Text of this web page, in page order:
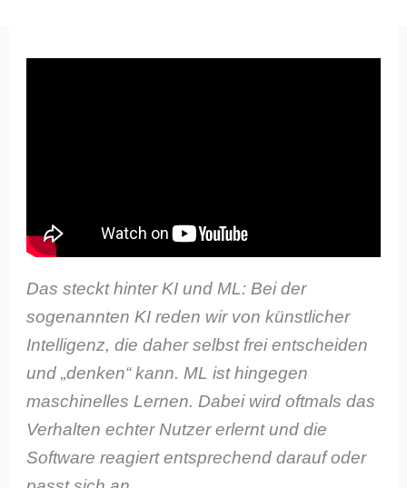
Das steckt hinter KI und ML: Bei der
sogenannten KI reden wir von künstlicher
Intelligenz, die daher selbst frei entscheiden
und „denken“ kann. ML ist hingegen
maschinelles Lernen. Dabei wird oftmals das
Verhalten echter Nutzer erlernt und die
Software reagiert entsprechend darauf oder